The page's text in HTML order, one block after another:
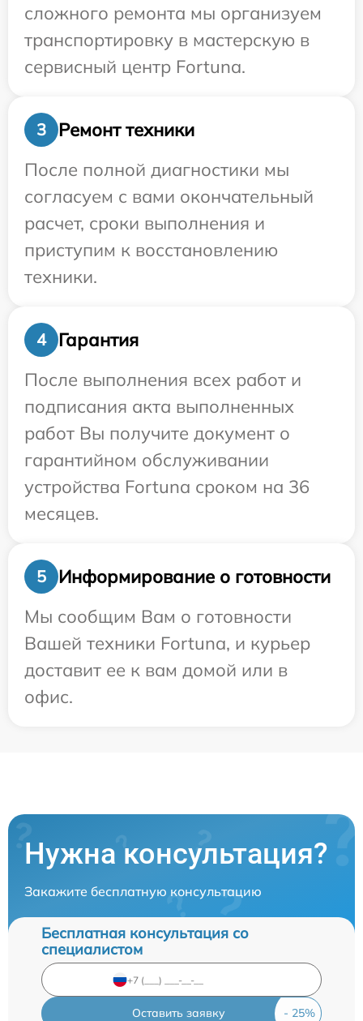
сложного ремонта мы организуем
транспортировку в мастерскую в
сервисный центр Fortuna.
3
Ремонт техники
После полной диагностики мы
согласуем с вами окончательный
расчет, сроки выполнения и
приступим к восстановлению
техники.
4
Гарантия
После выполнения всех работ и
подписания акта выполненных
работ Вы получите документ о
гарантийном обслуживании
устройства Fortuna сроком на 36
месяцев.
5
Информирование о готовности
Мы сообщим Вам о готовности
Вашей техники Fortuna, и курьер
доставит ее к вам домой или в
офис.
Нужна консультация?
Закажите бесплатную консультацию
Бесплатная консультация со
специалистом
Оставить заявку